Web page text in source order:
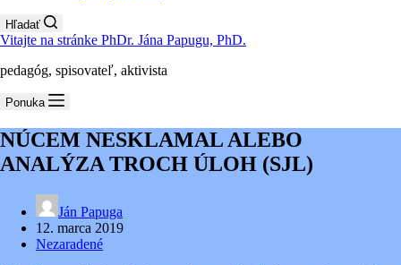
Hľadať
Vitajte na stránke PhDr. Jána Papugu, PhD.
pedagóg, spisovateľ, aktivista
Ponuka
NÚCEM NESKLAMAL ALEBO
ANALÝZA TROCH ÚLOH (SJL)
Ján Papuga
12. marca 2019
Nezaradené